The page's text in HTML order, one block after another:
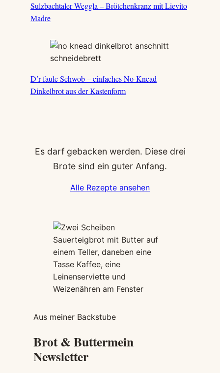
Sulzbachtaler Weggla – Brötchenkranz mit Lievito
Madre
D’r faule Schwob – einfaches No-Knead
Dinkelbrot aus der Kastenform
Es darf gebacken werden. Diese drei
Brote sind ein guter Anfang.
Alle Rezepte ansehen
Aus meiner Backstube
Brot & Buttermein
Newsletter